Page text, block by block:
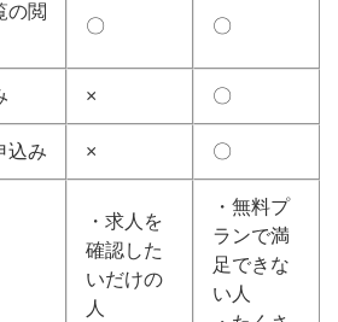
の閲
〇 〇
× 〇
込み × 〇
・求人を
確認した
いだけの
人
・無料プ
ランで満
足できな
い人